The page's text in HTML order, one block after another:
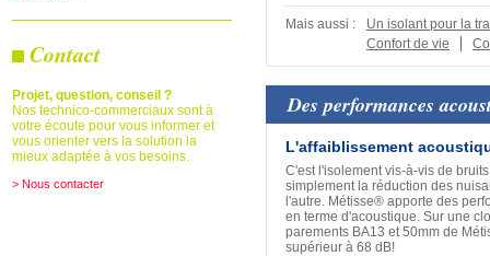
Contact
Projet, question, conseil ?
Nos technico-commerciaux sont à
votre écoute pour vous informer et
vous orienter vers la solution la
mieux adaptée à vos besoins.
> Nous contacter
Mais aussi :
Un isolant pour la
Confort de vie
Des performances
L'affaiblissement
C'est l'isolement vis-à-vis de
simplement la réduction des
l'autre. Métisse® apporte des
en terme d'acoustique. Sur une
parements BA13 et 50mm de
supérieur à 68 dB!